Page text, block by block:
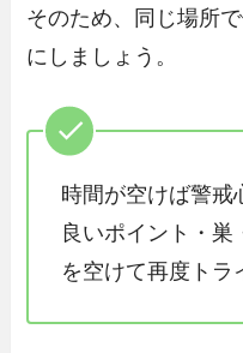
そのため、同じ場所
にしましょう。
時間が空けば警戒
良いポイント・巣
を空けて再度トラ